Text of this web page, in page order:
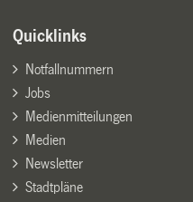
Quicklinks
Notfallnummern
Jobs
Medienmitteilungen
Medien
Newsletter
Stadtpläne